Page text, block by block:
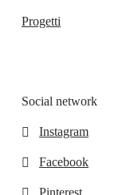
Progetti
Social network
Instagram
Facebook
Pinterest